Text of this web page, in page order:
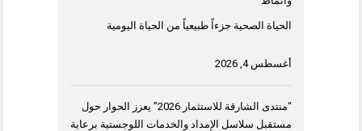
الحياة الصحية جزءاً طبيعياً من الحياة اليومية
أغسطس 4, 2026
“منتدى الشارقة للاستثمار 2026” يعزز الحوار حول
مستقبل سلاسل الإمداد والخدمات اللوجستية برعاية